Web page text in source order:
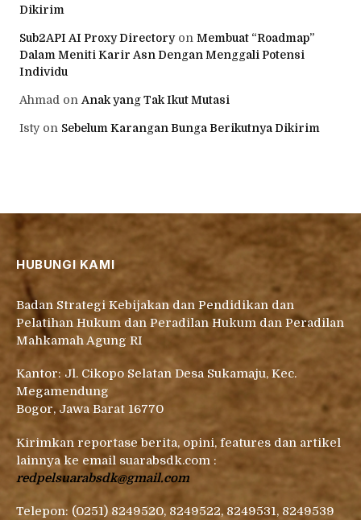
Dikirim
Sub2API AI Proxy Directoryon Membuat “Roadmap”
Dalam Meniti Karir Asn Dengan Menggali Potensi
Individu
Ahmad on Anak yang Tak Ikut Mutasi
Istyon Sebelum Karangan Bunga Berikutnya Dikirim
HUBUNGI KAMI
Badan Strategi Kebijakan dan Pendidikan dan
Pelatihan Hukum dan Peradilan Hukum dan Peradilan
Mahkamah Agung RI
Kantor: Jl. Cikopo Selatan Desa Sukamaju, Kec.
Megamendung
Bogor, Jawa Barat 16770
Kirimkan reportase berita, opini, features dan artikel
lainnya ke email suarabsdk.com :
redpelsuarabsdk@gmail.com
Telepon: (0251) 8249520, 8249522, 8249531, 8249539